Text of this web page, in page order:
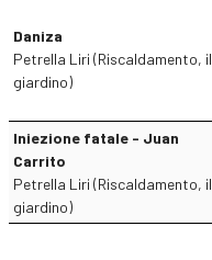
Daniza
Petrella Liri (Riscaldamento, il
giardino)
Iniezione fatale - Juan
Carrito
Petrella Liri (Riscaldamento, il
giardino)